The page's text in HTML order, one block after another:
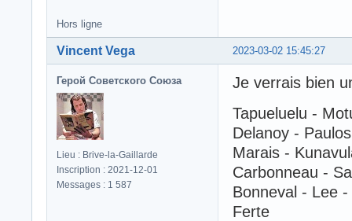
Hors ligne
2023-03-02 15:45:27
Vincent Vega
Герой Советского Союза
Lieu : Brive-la-Gaillarde
Inscription : 2021-12-01
Messages : 1 587
Je verrais bien
Tapueluelu -
Delanoy - Paulos
Marais -
Carbonneau -
Bonneval - Lee
Ferte